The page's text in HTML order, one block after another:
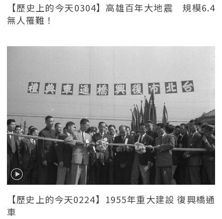
【歷史上的今天0304】高雄百年大地震 規模6.4
無人罹難！
【歷史上的今天0224】1955年重大建設 復興橋通
車